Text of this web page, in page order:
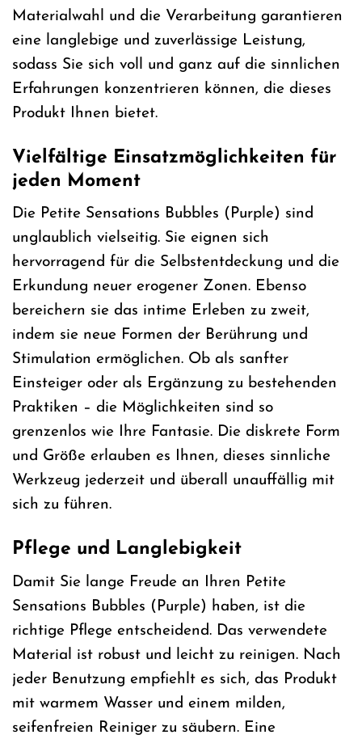
Materialwahl und die Verarbeitung garantieren
eine langlebige und zuverlässige Leistung,
sodass Sie sich voll und ganz auf die sinnlichen
Erfahrungen konzentrieren können, die dieses
Produkt Ihnen bietet.
Vielfältige Einsatzmöglichkeiten für
jeden Moment
Die Petite Sensations Bubbles (Purple) sind
unglaublich vielseitig. Sie eignen sich
hervorragend für die Selbstentdeckung und die
Erkundung neuer erogener Zonen. Ebenso
bereichern sie das intime Erleben zu zweit,
indem sie neue Formen der Berührung und
Stimulation ermöglichen. Ob als sanfter
Einsteiger oder als Ergänzung zu bestehenden
Praktiken – die Möglichkeiten sind so
grenzenlos wie Ihre Fantasie. Die diskrete Form
und Größe erlauben es Ihnen, dieses sinnliche
Werkzeug jederzeit und überall unauffällig mit
sich zu führen.
Pflege und Langlebigkeit
Damit Sie lange Freude an Ihren Petite
Sensations Bubbles (Purple) haben, ist die
richtige Pflege entscheidend. Das verwendete
Material ist robust und leicht zu reinigen. Nach
jeder Benutzung empfiehlt es sich, das Produkt
mit warmem Wasser und einem milden,
seifenfreien Reiniger zu säubern. Eine